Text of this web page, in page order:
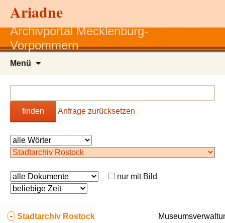
Ariadne
Archivportal Mecklenburg-
Vorpommern
Menü
finden Anfrage zurücksetzen
nur mit Bild
- Stadtarchiv Rostock